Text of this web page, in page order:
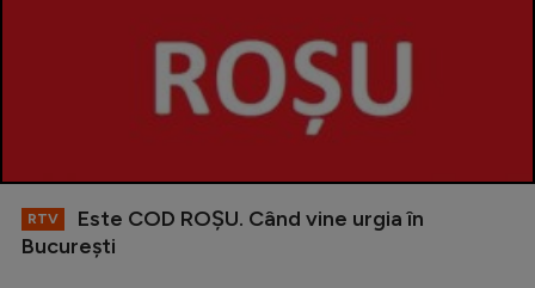
RTV
Este COD ROŞU. Când vine urgia în
Bucureşti